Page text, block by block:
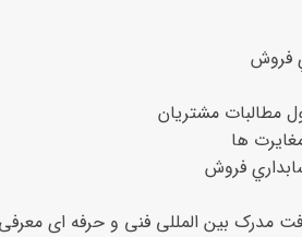
فروش
مطالبات مشتريان
ها
فروش
مدرک بین المللی فنی و حرفه ای